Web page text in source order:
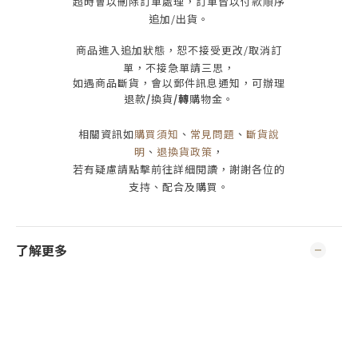
追加/出貨 。
商品進入追加狀態，恕不接受更改/取消訂
單， 不接急單請三思 ，
如遇商品斷貨，會以郵件訊息通知，可辦理
退款/換貨/轉購物金。
相關資訊如購買須知 、 常見問題 、 斷貨說
明 、 退換貨政策 ，
若有疑慮請點擊前往詳細閱讀，謝謝各位的
支持、配合及購買 。
了解更多